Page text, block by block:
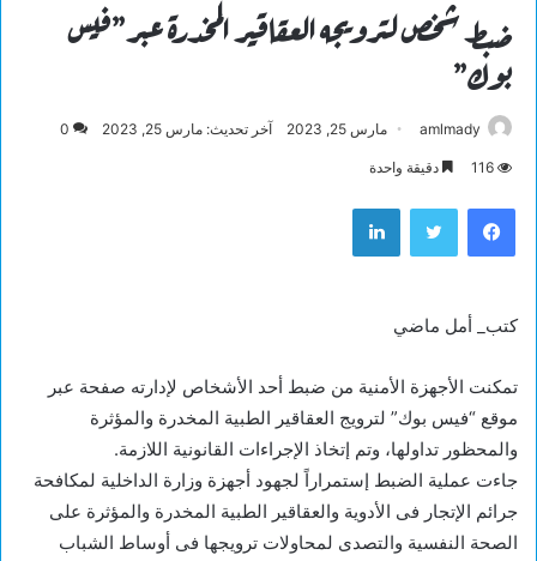
ضبط شخص لترويجه العقاقير المخدرة عبر”فيس
بوك”
amlmady مارس 25, 2023 آخر تحديث: مارس 25, 2023 0
116 دقيقة واحدة
فيسبوك تويتر لينكدإن
كتب_ أمل ماضي
تمكنت الأجهزة الأمنية من ضبط أحد الأشخاص لإدارته صفحة عبر
موقع “فيس بوك” لترويج العقاقير الطبية المخدرة والمؤثرة
والمحظور تداولها، وتم إتخاذ الإجراءات القانونية اللازمة.
جاءت عملية الضبط إستمراراً لجهود أجهزة وزارة الداخلية لمكافحة
جرائم الإتجار فى الأدوية والعقاقير الطبية المخدرة والمؤثرة على
الصحة النفسية والتصدى لمحاولات ترويجها فى أوساط الشباب